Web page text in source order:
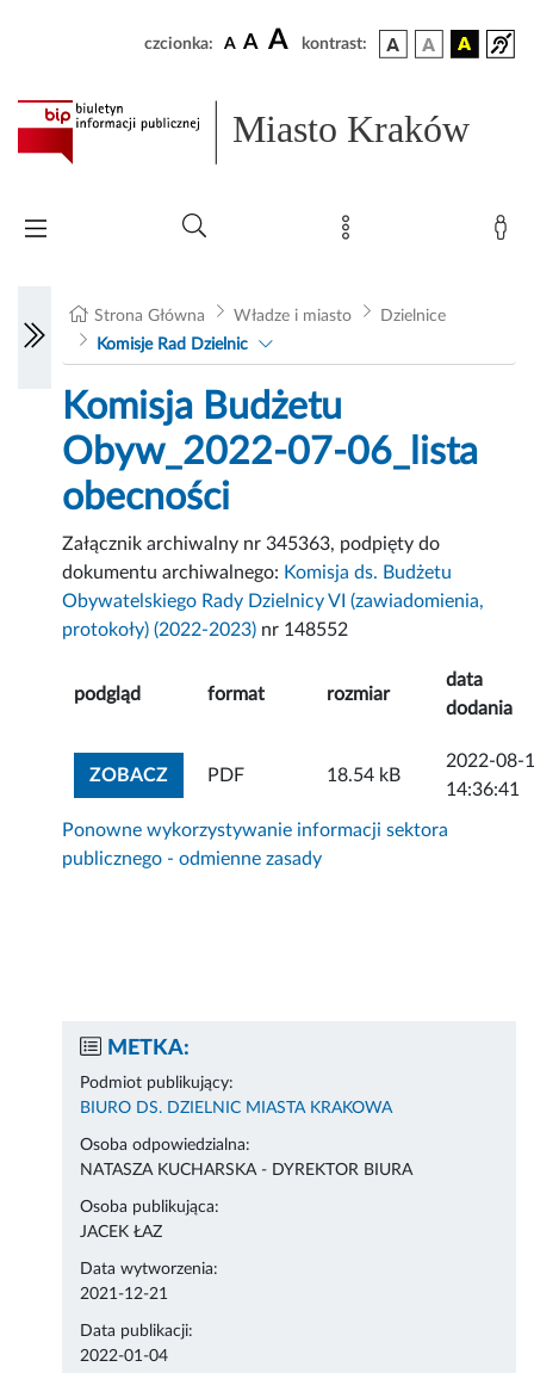
czcionka: A A A kontrast:
Miasto Kraków
Strona Główna Władze i miasto
Dzielnice
Komisje Rad Dzielnic
Komisja Budżetu
Obyw_2022-07-06_lista
obecności
Załącznik archiwalny nr 345363, podpięty do
dokumentu archiwalnego: Komisja ds. Budżetu
Obywatelskiego Rady Dzielnicy VI (zawiadomienia,
protokoły) (2022-2023) nr 148552
podgląd format rozmiar
data
dodania
ZOBACZZOBACZ ZAŁĄCZNIK
PDF 18.54 kB
2022-08-
14:36:41
Ponowne wykorzystywanie informacji sektora
publicznego - odmienne zasady
METKA:
Podmiot publikujący:
BIURO DS. DZIELNIC MIASTA KRAKOWA
Osoba odpowiedzialna:
NATASZA KUCHARSKA - DYREKTOR BIURA
Osoba publikująca:
JACEK ŁAZ
Data wytworzenia:
2021-12-21
Data publikacji:
2022-01-04